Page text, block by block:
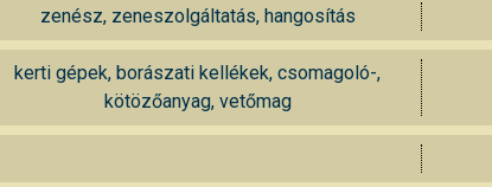
zenész, zeneszolgáltatás, hangosítás
kerti gépek, borászati kellékek, csomagoló-,
kötözőanyag, vetőmag